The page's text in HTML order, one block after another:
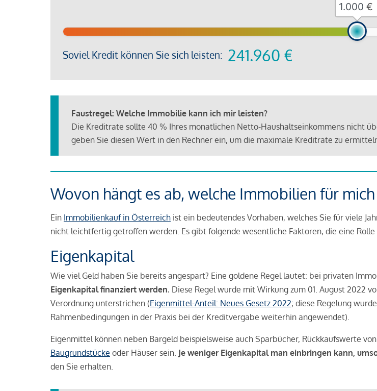
Soviel Kredit können Sie sich leisten: 241.960 €
€
Faustregel: Welche Immobilie kann ich mir leisten?
Die Kreditrate sollte 40 % Ihres monatlichen Netto-Haushaltseinkommens nicht
geben Sie diesen Wert in den Rechner ein, um die maximale Kreditrate zu
Wovon hängt es ab, welche Immobilien für
Ein Immobilienkauf in Österreich ist ein bedeutendes Vorhaben, welches Sie für viele
nicht leichtfertig getroffen werden. Es gibt folgende wesentliche Faktoren, die eine Rolle
Eigenkapital
Wie viel Geld haben Sie bereits angespart? Eine goldene Regel lautet: bei privaten
Eigenkapital finanziert werden. Diese Regel wurde mit Wirkung zum 01. August 2022
Verordnung unterstrichen (Eigenmittel-Anteil: Neues Gesetz 2022; diese Regelung
Rahmenbedingungen in der Praxis bei der Kreditvergabe weiterhin angewendet).
Eigenmittel können neben Bargeld beispielsweise auch Sparbücher, Rückkaufswerte
Baugrundstücke oder Häuser sein. Je weniger Eigenkapital man einbringen kann,
den Sie erhalten.